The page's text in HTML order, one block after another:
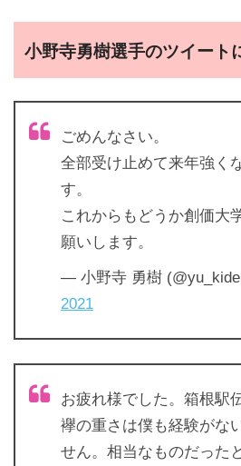
小野寺勇樹選手のツイート
ごめんなさい。
全部受け止めて来年強く
す。
これからもどうか創価大
願いします。
— 小野寺 勇樹
2021
お疲れ様でした。箱根駅
襷の重さは僕も経験がな
せん。相当なものだった